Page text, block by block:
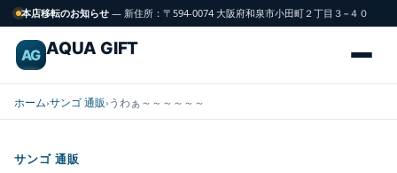
本店移転のお知らせ — 新住所：〒594-0074 大阪府和泉市小田町２丁目３−４０
AG AQUA GIFT
ホーム›サンゴ 通販›うわぁ～～～～～～
サンゴ 通販